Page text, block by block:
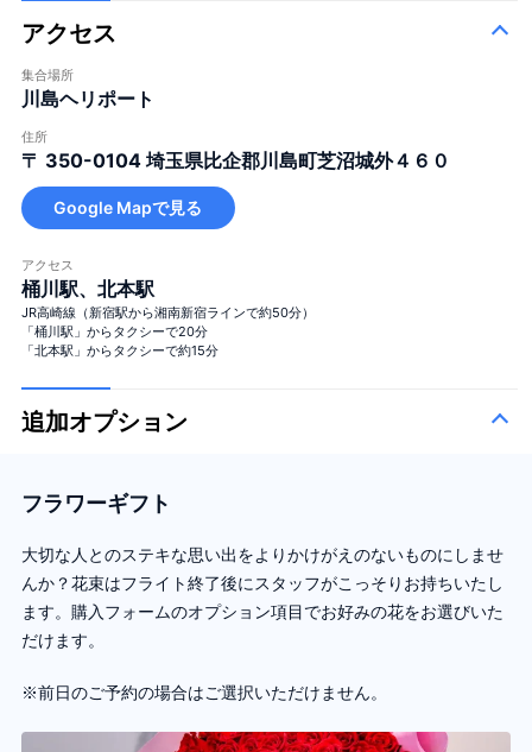
アクセス
集合場所
川島ヘリポート
住所
〒 350-0104 埼玉県比企郡川島町芝沼城外４６０
Google Mapで見る
アクセス
桶川駅、北本駅
JR高崎線（新宿駅から湘南新宿ラインで約50分）
「桶川駅」からタクシーで20分
「北本駅」からタクシーで約15分
追加オプション
フラワーギフト
大切な人とのステキな思い出をよりかけがえのないものにしませ
んか？花束はフライト終了後にスタッフがこっそりお持ちいたし
ます。購入フォームのオプション項目でお好みの花をお選びいた
だけます。
※前日のご予約の場合はご選択いただけません。